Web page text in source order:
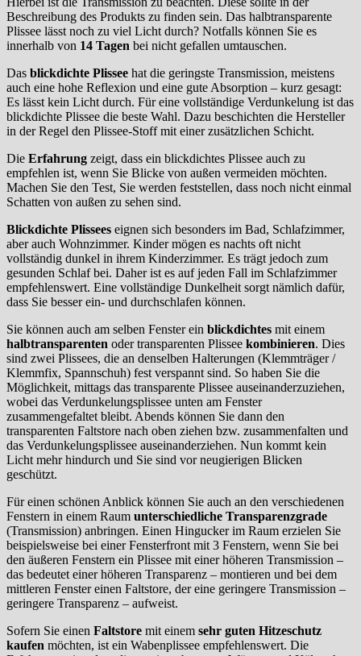
Beschreibung des Produkts zu finden sein. Das halbtransparente
Plissee lässt noch zu viel Licht durch? Notfalls können Sie es
innerhalb von 14 Tagen bei nicht gefallen umtauschen.
Das blickdichte Plissee hat die geringste Transmission, meistens
auch eine hohe Reflexion und eine gute Absorption – kurz gesagt:
Es lässt kein Licht durch. Für eine vollständige Verdunkelung ist das
blickdichte Plissee die beste Wahl. Dazu beschichten die Hersteller
in der Regel den Plissee-Stoff mit einer zusätzlichen Schicht.
Die Erfahrung zeigt, dass ein blickdichtes Plissee auch zu
empfehlen ist, wenn Sie Blicke von außen vermeiden möchten.
Machen Sie den Test, Sie werden feststellen, dass noch nicht einmal
Schatten von außen zu sehen sind.
Blickdichte Plissees eignen sich besonders im Bad, Schlafzimmer,
aber auch Wohnzimmer. Kinder mögen es nachts oft nicht
vollständig dunkel in ihrem Kinderzimmer. Es trägt jedoch zum
gesunden Schlaf bei. Daher ist es auf jeden Fall im Schlafzimmer
empfehlenswert. Eine vollständige Dunkelheit sorgt nämlich dafür,
dass Sie besser ein- und durchschlafen können.
Sie können auch am selben Fenster ein blickdichtes mit einem
halbtransparenten oder transparenten Plissee kombinieren. Dies
sind zwei Plissees, die an denselben Halterungen (Klemmträger /
Klemmfix, Spannschuh) fest verspannt sind. So haben Sie die
Möglichkeit, mittags das transparente Plissee auseinanderzuziehen,
wobei das Verdunkelungsplissee unten am Fenster
zusammengefaltet bleibt. Abends können Sie dann den
transparenten Faltstore nach oben ziehen bzw. zusammenfalten und
das Verdunkelungsplissee auseinanderziehen. Nun kommt kein
Licht mehr hindurch und Sie sind vor neugierigen Blicken
geschützt.
Für einen schönen Anblick können Sie auch an den verschiedenen
Fenstern in einem Raum unterschiedliche Transparenzgrade
(Transmission) anbringen. Einen Hingucker im Raum erzielen Sie
beispielsweise bei einer Fensterfront mit 3 Fenstern, wenn Sie bei
den äußeren Fenstern ein Plissee mit einer höheren Transmission –
das bedeutet einer höheren Transparenz – montieren und bei dem
mittleren Fenster einen Faltstore, der eine geringere Transmission –
geringere Transparenz – aufweist.
Sofern Sie einen Faltstore mit einem sehr guten Hitzeschutz
kaufen möchten, ist ein Wabenplissee empfehlenswert. Die